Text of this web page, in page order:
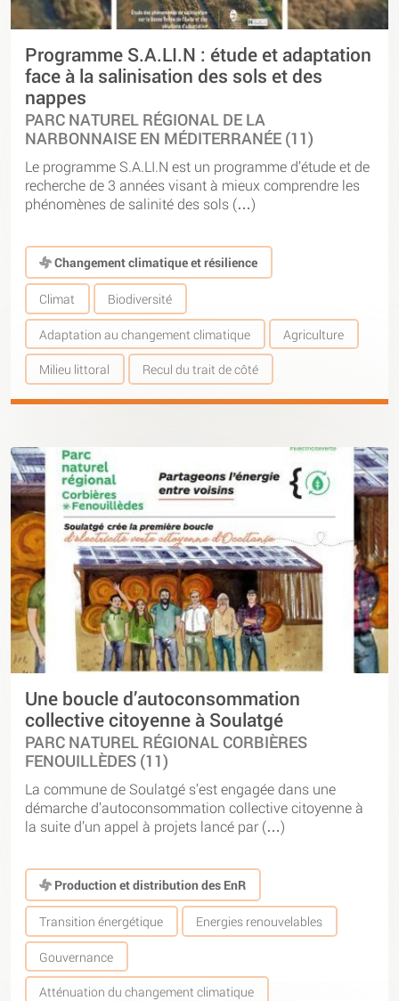
Programme S.A.LI.N : étude et adaptation
face à la salinisation des sols et des
nappes
PARC NATUREL RÉGIONAL DE LA
NARBONNAISE EN MÉDITERRANÉE (11)
Le programme S.A.LI.N est un programme d’étude et de
recherche de 3 années visant à mieux comprendre les
phénomènes de salinité des sols (…)
Changement climatique et résilience
Climat Biodiversité
Adaptation au changement climatique Agriculture
Milieu littoral Recul du trait de côté
Une boucle d’autoconsommation
collective citoyenne à Soulatgé
PARC NATUREL RÉGIONAL CORBIÈRES
FENOUILLÈDES (11)
La commune de Soulatgé s’est engagée dans une
démarche d’autoconsommation collective citoyenne à
la suite d’un appel à projets lancé par (…)
Production et distribution des EnR
Transition énergétique Energies renouvelables
Gouvernance
Atténuation du changement climatique